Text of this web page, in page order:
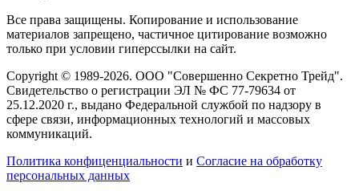
Все права защищены. Копирование и использование
материалов запрещено, частичное цитирование возможно
только при условии гиперссылки на сайт.
Copyright © 1989-2026. ООО "Совершенно Секретно Трейд".
Свидетельство о регистрации ЭЛ № ФС 77-79634 от
25.12.2020 г., выдано Федеральной службой по надзору в
сфере связи, информационных технологий и массовых
коммуникаций.
Политика конфиценциальности и Согласие на обработку
персональных данных